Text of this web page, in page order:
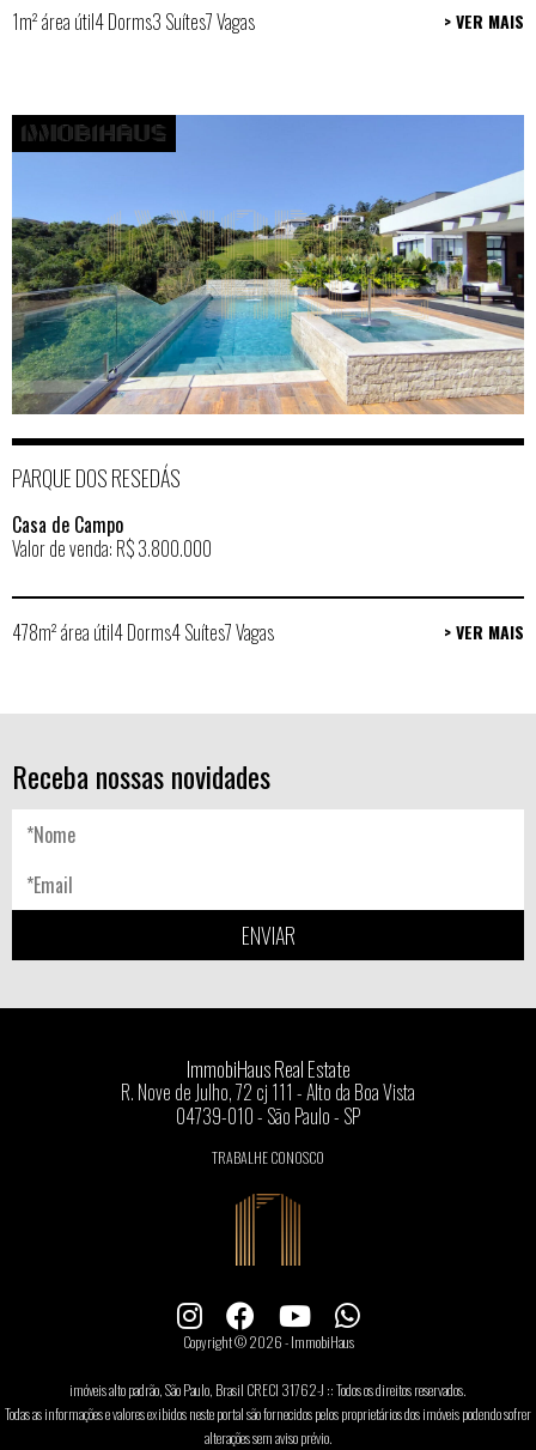
1m² área útil4 Dorms3 Suítes7 Vagas > VER MAIS
PARQUE DOS RESEDÁS
Casa de Campo
Valor de venda: R$ 3.800.000
478m² área útil4 Dorms4 Suítes7 Vagas > VER MAIS
Receba nossas novidades
ENVIAR
ImmobiHaus Real Estate
R. Nove de Julho, 72 cj 111 - Alto da Boa Vista
04739-010 - São Paulo - SP
TRABALHE CONOSCO
Copyright © 2026 - ImmobiHaus
imóveis alto padrão, São Paulo, Brasil CRECI 31762-J :: Todos os direitos reservados.
Todas as informações e valores exibidos neste portal são fornecidos pelos proprietários dos imóveis podendo sofrer
alterações sem aviso prévio.